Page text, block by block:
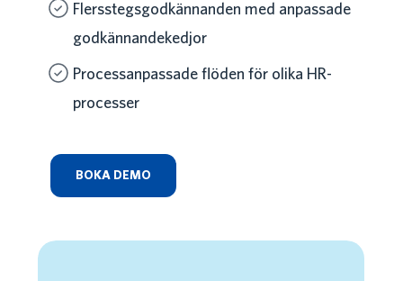
Flersstegsgodkännanden med anpassade
godkännandekedjor
Processanpassade flöden för olika HR-
processer
BOKA DEMO